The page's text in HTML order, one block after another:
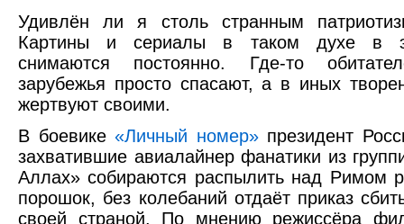
Удивлён ли я столь странным
Картины и сериалы в таком духе в
снимаются постоянно. Где-то
зарубежья просто спасают, а в иных
жертвуют своими.
В боевике «Личный номер»президент
захватившие авиалайнер фанатики из
Аллах» собираются распылить над Римом
порошок, без колебаний отдаёт приказ
своей страной. По мнению режиссёра